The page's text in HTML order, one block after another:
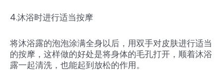
4.沐浴时进行适当按摩
将沐浴露的泡泡涂满全身以后，用双手对皮肤进行适当
的按摩，这样做的好处是将身体的毛孔打开，顺着沐浴
露一起清洗，也能起到放松的作用。